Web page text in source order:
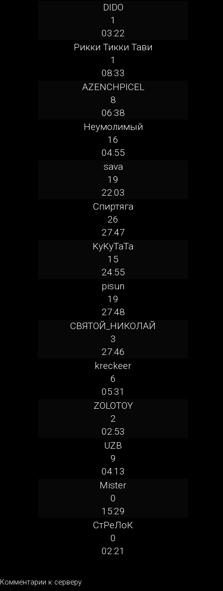
DIDO
1
03:22
Рикки Тикки Тави
1
08:33
AZENCHPICEL
8
06:38
Неумолимый
16
04:55
sava
19
22:03
Спиртяга
26
27:47
KyKyTaTa
15
24:55
pisun
19
27:48
СВЯТОЙ_НИКОЛАЙ
3
27:46
kreckeer
6
05:31
ZOLOTOY
2
02:53
UZB
9
04:13
Mister
0
15:29
СтРеЛоК
0
02:21
Комментарии к серверу